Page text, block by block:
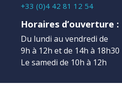
+33 (0)4 42 81 12 54
Horaires d’ouverture :
Du lundi au vendredi de
9h à 12h et de 14h à 18h30
Le samedi de 10h à 12h